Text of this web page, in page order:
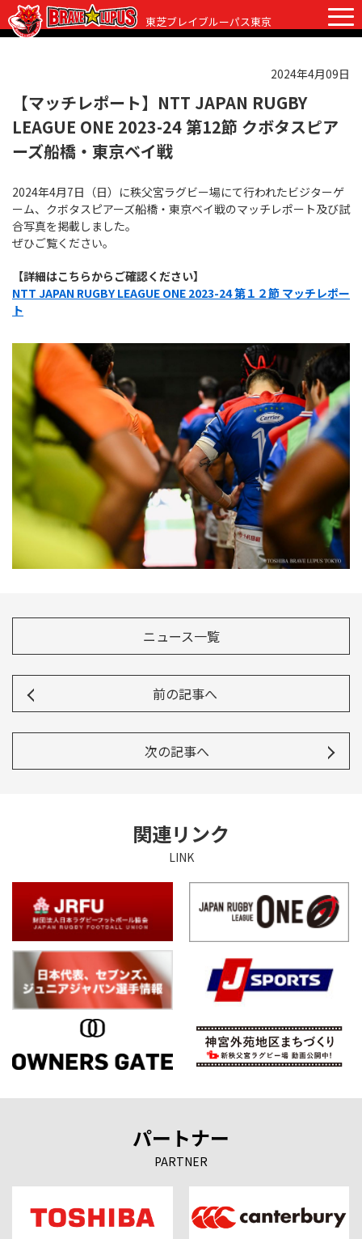
東芝ブレイブルーパス東京
チケット グッズ ファンクラブ 観戦ガイド
観戦ガイド
ラグビーって何？
会場紹介
クラブからのお願い
ニュース
選手・スタッフ
選手
スタッフ
クラブ情報
クラブ情報
株式会社 チームの歴史
地域貢献活動
アカデミー
パートナー
Instagram Facebook Youtube
パートナーシップのご案内
2024年4月09日
【マッチレポート】NTT JAPAN RUGBY
LEAGUE ONE 2023-24 第12節 クボタスピア
ーズ船橋・東京ベイ戦
2024年4月7日（日）に秩父宮ラグビー場にて行われたビジターゲ
ーム、クボタスピアーズ船橋・東京ベイ戦のマッチレポート及び試
合写真を掲載しました。
ぜひご覧ください。
【詳細はこちらからご確認ください】
NTT JAPAN RUGBY LEAGUE ONE 2023-24 第１２節 マッチレポー
ト
ニュース一覧
前の記事へ
次の記事へ
関連リンク
LINK
パートナー
PARTNER